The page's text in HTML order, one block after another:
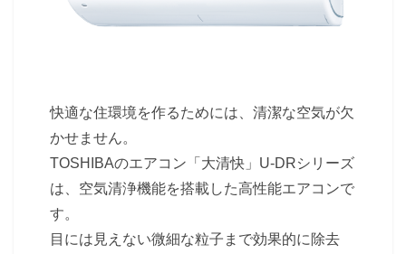
快適な住環境を作るためには、清潔な空気が欠
かせません。
TOSHIBAのエアコン「大清快」U-DRシリーズ
は、空気清浄機能を搭載した高性能エアコンで
す。
目には見えない微細な粒子まで効果的に除去